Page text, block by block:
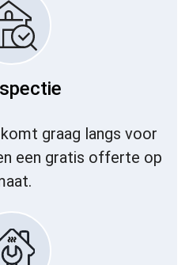
graag langs voor
een gratis offerte op